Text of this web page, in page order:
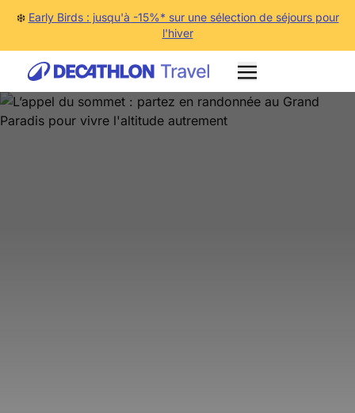
❄️ Early Birds : jusqu'à -15%* sur une sélection de séjours pour
l'hiver